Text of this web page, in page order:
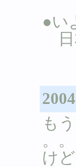
●い
日
も
。
けど